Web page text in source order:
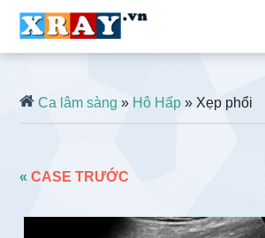
Ca lâm sàng » Hô Hấp » Xẹp phổi
«CASE TRƯỚC